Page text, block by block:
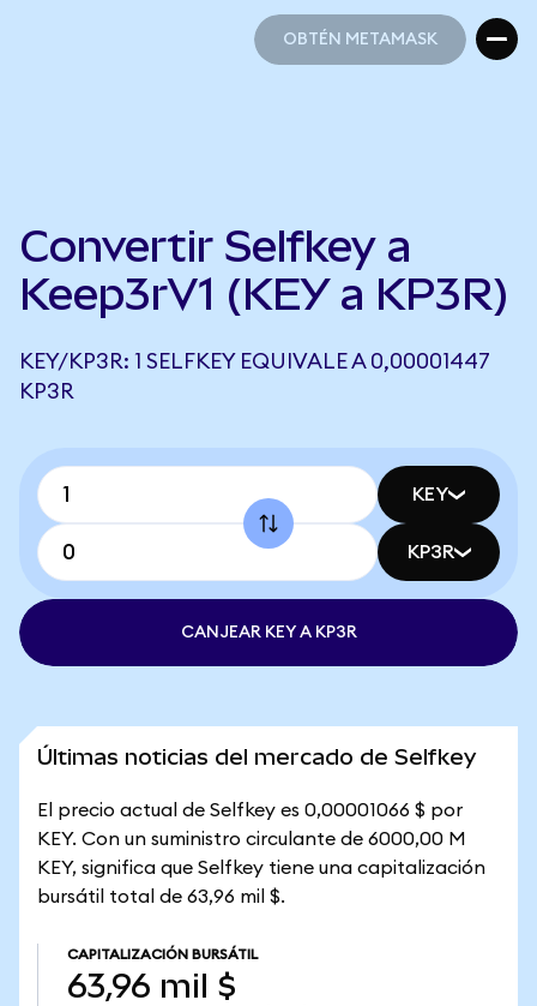
OBTÉN METAMASK
Convertir Selfkey a
Keep3rV1 (KEY a KP3R)
KEY/KP3R: 1 SELFKEY EQUIVALE A 0,00001447
KP3R
KEY
KP3R
CANJEAR KEY A KP3R
Últimas noticias del mercado de Selfkey
El precio actual de Selfkey es 0,00001066 $ por
KEY. Con un suministro circulante de 6000,00 M
KEY, significa que Selfkey tiene una capitalización
bursátil total de 63,96 mil $.
CAPITALIZACIÓN BURSÁTIL
63,96 mil $